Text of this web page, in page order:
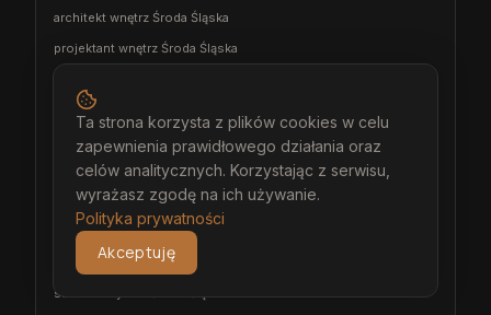
architekt wnętrz Środa Śląska
projektant wnętrz Środa Śląska
projektowanie wnętrz Środa Śląska
aranżacja wnętrz Środa Śląska
wizualizacja wnętrz Środa Śląska
meble na wymiar Środa Śląska
stolarz Środa Śląska
kuchnia na wymiar Środa Śląska
szafa na wymiar Środa Śląska
Ta strona korzysta z plików cookies w celu
zapewnienia prawidłowego działania oraz
celów analitycznych. Korzystając z serwisu,
wyrażasz zgodę na ich używanie.
Polityka prywatności
Akceptuję